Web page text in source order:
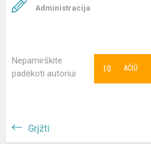
Administracija
Nepamirškite
padėkoti autoriui
AČIŪ
10
Grįžti